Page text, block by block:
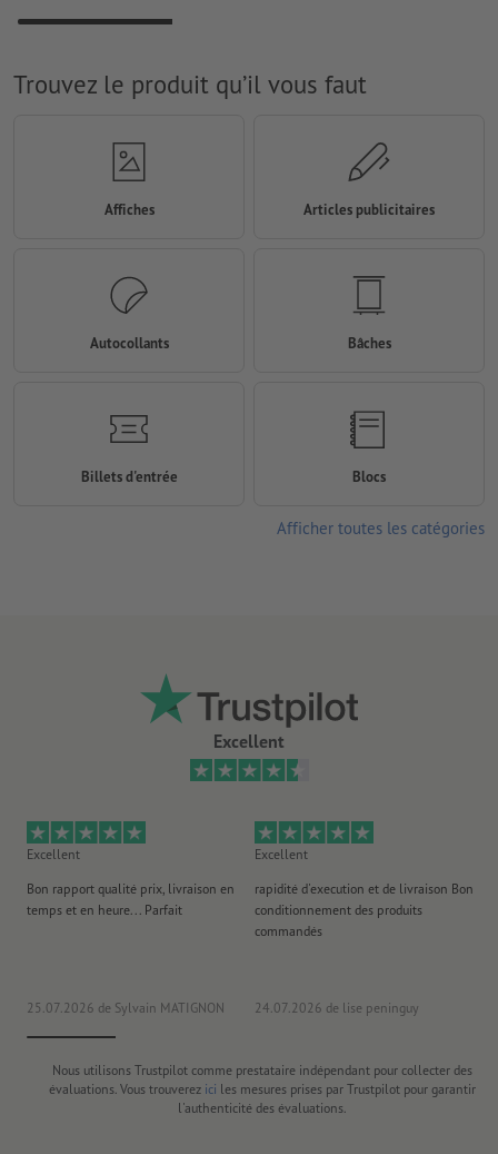
Excellent
Excellent
Bon rapport qualité prix, livraison en
temps et en heure... Parfait
25.07.2026 de Sylvain MATIGNON
Excellent
rapidité d'execution et de livraison Bon
conditionnement des produits
commandés
24.07.2026 de lise peninguy
Nous utilisons Trustpilot comme prestataire indépendant pour collecter des
évaluations. Vous trouverez ici les mesures prises par Trustpilot pour garantir
l'authenticité des évaluations.
Trouvez le produit qu’il vous faut
Affiches Articles publicitaires
Autocollants Bâches
Billets d'entrée Blocs
Afficher toutes les catégories